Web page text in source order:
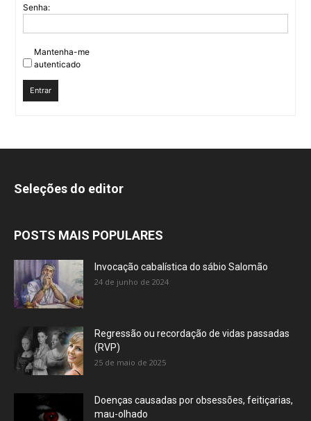
Senha:
Mantenha-me
autenticado
Entrar
Seleções do editor
POSTS MAIS POPULARES
Invocação cabalística do sábio Salomão
24 de junho de 2024
Regressão ou recordação de vidas passadas
(RVP)
25 de maio de 2025
Doenças causadas por obsessões, feitiçarias,
mau-olhado